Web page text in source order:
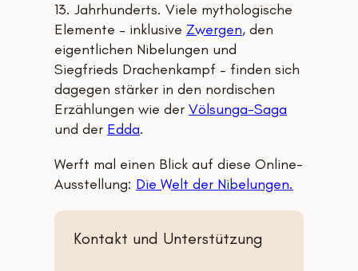
13. Jahrhunderts. Viele mythologische
Elemente – inklusive Zwergen, den
eigentlichen Nibelungen und
Siegfrieds Drachenkampf – finden sich
dagegen stärker in den nordischen
Erzählungen wie der Völsunga-Saga
und der Edda.
Werft mal einen Blick auf diese Online-
Ausstellung: Die Welt der Nibelungen.
Kontakt und Unterstützung